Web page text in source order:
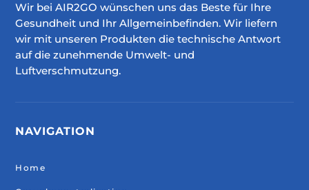
Wir bei AIR2GO wünschen uns das Beste für Ihre
Gesundheit und Ihr Allgemeinbefinden. Wir liefern
wir mit unseren Produkten die technische Antwort
auf die zunehmende Umwelt- und
Luftverschmutzung.
NAVIGATION
Home